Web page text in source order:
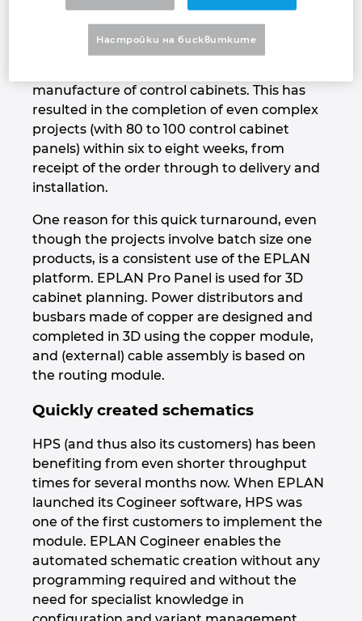
Since the company was founded in 2009,
managing director Bernd Mähnss and his
team have prioritised maximum automation
manufacture of control cabinets. This has
resulted in the completion of even complex
projects (with 80 to 100 control cabinet
panels) within six to eight weeks, from
receipt of the order through to delivery and
installation.
One reason for this quick turnaround, even
though the projects involve batch size one
products, is a consistent use of the EPLAN
platform. EPLAN Pro Panel is used for 3D
cabinet planning. Power distributors and
busbars made of copper are designed and
completed in 3D using the copper module,
and (external) cable assembly is based on
the routing module.
Quickly created schematics
HPS (and thus also its customers) has been
benefiting from even shorter throughput
times for several months now. When EPLAN
launched its Cogineer software, HPS was
one of the first customers to implement the
module. EPLAN Cogineer enables the
automated schematic creation without any
programming required and without the
need for specialist knowledge in
Нова Зеландия
Норвегия
Обединени арабски емирства
Перу
Португалия
Румъния
Сингапур
Словакия
Словения
Съединени щати
Сърбия
Тайланд
Турция
Украйна
Настройки на бисквитките